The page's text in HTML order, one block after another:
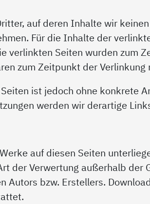
auf deren Inhalte wir
Für die Inhalte der
verlinkten Seiten wurden zum
zum Zeitpunkt der Verlinkung
ist jedoch ohne konkrete
werden wir derartige
auf diesen Seiten
der Verwertung außerhalb der
bzw. Erstellers.